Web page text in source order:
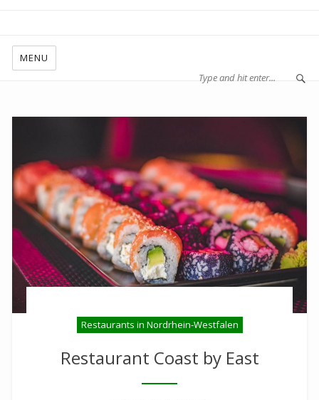
MENU
Restaurants in Nordrhein-Westfalen
Restaurant Coast by East